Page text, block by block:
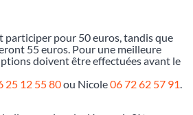
participer pour 50 euros, tandis que
55 euros. Pour une meilleure
doivent être effectuées avant le
25 12 55 80ou Nicole06 72 62 57 91.